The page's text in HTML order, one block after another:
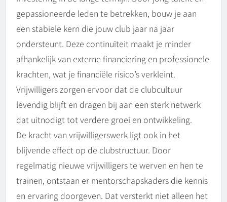
gepassioneerde leden te betrekken, bouw je aan
een stabiele kern die jouw club jaar na jaar
ondersteunt. Deze continuïteit maakt je minder
afhankelijk van externe financiering en professionele
krachten, wat je financiële risico’s verkleint.
Vrijwilligers zorgen ervoor dat de clubcultuur
levendig blijft en dragen bij aan een sterk netwerk
dat uitnodigt tot verdere groei en ontwikkeling.
De kracht van vrijwilligerswerk ligt ook in het
blijvende effect op de clubstructuur. Door
regelmatig nieuwe vrijwilligers te werven en hen te
trainen, ontstaan er mentorschapskaders die kennis
en ervaring doorgeven. Dat versterkt niet alleen het